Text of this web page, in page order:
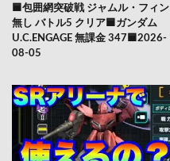
🟦包囲網突破戦 ジャムル・フィン
無し バトル5 クリア🟦ガンダム
U.C.ENGAGE 無課金 347🟦2026-
08-05